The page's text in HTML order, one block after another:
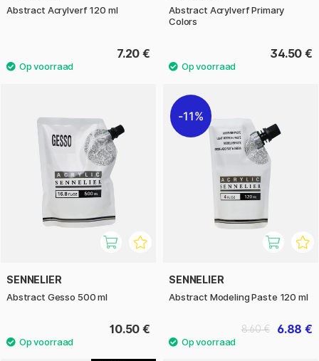
Abstract Acrylverf 120 ml
7.20 €
Abstract Acrylverf Primary
Colors
34.50 €
SENNELIER
Abstract Gesso 500 ml
10.50 €
11%
SENNELIER
Abstract Modeling Paste 120 ml
6.88 €
8.60 €